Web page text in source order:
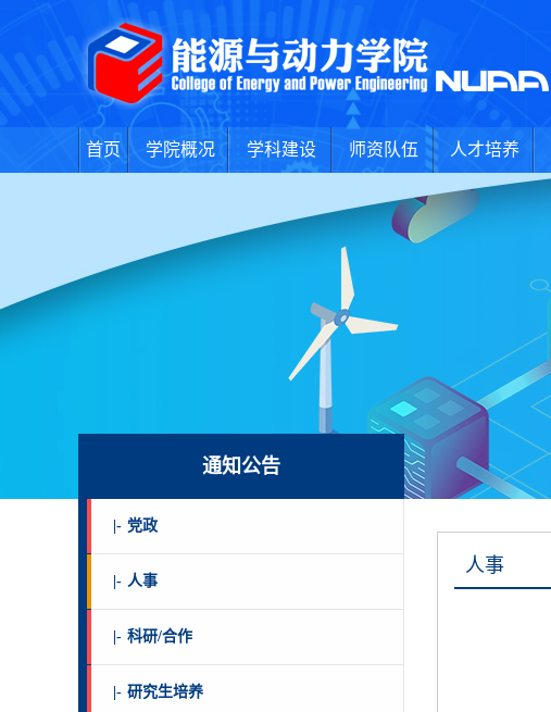
首页 学院概况 学科建设 师资队伍 人才培养
通知公告
|- 党政
|- 人事
|- 科研/合作
|- 研究生培养
人事